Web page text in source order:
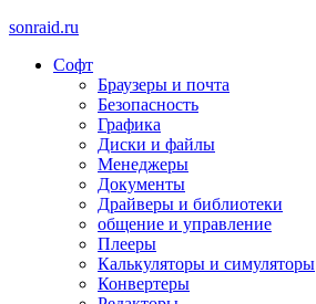
sonraid.ru
Скачивай программы, мини игры
Софт
Браузеры и почта
Безопасность
Графика
Диски и файлы
Менеджеры
Документы
Драйверы и библиотеки
общение и управление
Плееры
Калькуляторы и симуляторы
Конвертеры